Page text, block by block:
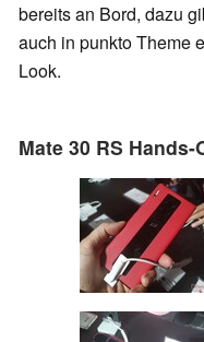
bereits an Bord, dazu
auch in punkto Theme
Look.
Mate 30 RS Hands-